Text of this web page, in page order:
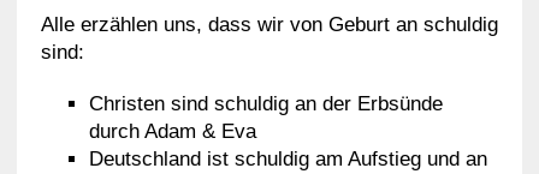
Alle erzählen uns, dass wir von Geburt an schuldig
sind:
Christen sind schuldig an der Erbsünde
durch Adam & Eva
Deutschland ist schuldig am Aufstieg und an